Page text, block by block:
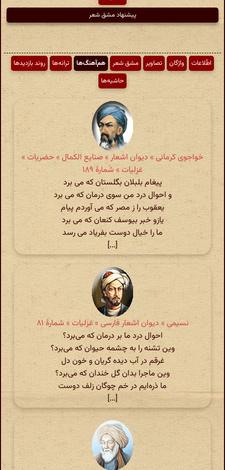
پیشنهاد مشق شعر
اطّلاعات واژگان تصاویر مشق شعر هم‌آهنگ‌ها ترانه‌ها
روند بازدیدها
حاشیه‌ها
خواجوی کرمانی » دیوان اشعار » صنایع الکمال » حضریات »
غزلیات » شمارهٔ ۱۸۹
پیغام بلبلان بگلستان که می برد
و احوال درد من سوی درمان که می برد
یعقوب را ز مصر که می آوردم پیام
یازو خبر بیوسف کنعان که می برد
ما را خیال دوست بفریاد می رسد
[...]
نسیمی » دیوان اشعار فارسی » غزلیات » شمارهٔ ۸۱
احوال درد ما بر درمان که می‌برد؟
وین تشنه را به چشمه حیوان که می‌برد؟
غرقم در آب دیده گریان و خون دل
وین ماجرا بدان گل خندان که می‌برد؟
ما ذره‌ایم در خم چوگان زلف دوست
[...]